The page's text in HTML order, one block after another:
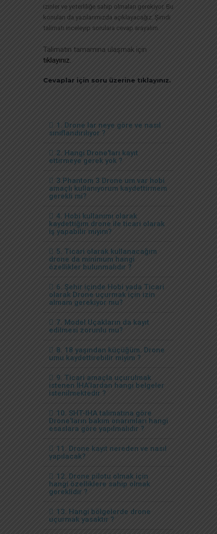
izinler ve yeterliliğe sahip olmaları gerekiyor. Bu
konuları da yazılarımızda açıklayacağız. Şimdi
talimatı inceleyip sorulara cevap arayalım.
Talimatın tamamına ulaşmak için
tıklayınız.
Cevaplar için soru üzerine tıklayınız.
1. Drone lar neye göre ve nasıl
sınıflandırılıyor ?
2. Hangi Drone'ları kayıt
ettirmeye gerek yok ?
3.Phantom 3 Drone um var hobi
amaçlı kullanıyorum kaydettirmem
gerekli mi?
4. Hobi kullanımı olarak
kaydettiğim drone ile ticari olarak
iş yapabilir miyim?
5. Ticari olarak kullanacağım
drone da minimum hangi
özellikler bulunmalıdır ?
6. Şehir içinde Hobi yada Ticari
olarak Drone uçurmak için izin
almam gerekiyor mu?
7. Model Uçakların da kayıt
edilmesi zorunlu mu?
8. 18 yaşından küçüğüm. Drone
umu kaydettirebilir miyim ?
9. Ticari amaçla uçurulmak
istenen İHA’lardan hangi belgeler
istenilmektedir ?
10. SHT-IHA talimatına göre
Drone'ların bakım onarımları hangi
esaslara göre yapılmalıdır ?
11. Drone kayıt nereden ve nasıl
yapılacak?
12. Drone pilotu olmak için
hangi özelliklere sahip olmak
gereklidir ?
13. Hangi bölgelerde drone
uçurmak yasaktır ?